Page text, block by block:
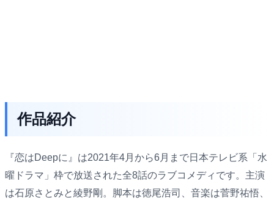
作品紹介
『恋はDeepに』は2021年4月から6月まで日本テレビ系「水
曜ドラマ」枠で放送された全8話のラブコメディです。主演
は石原さとみと綾野剛。脚本は徳尾浩司、音楽は菅野祐悟、